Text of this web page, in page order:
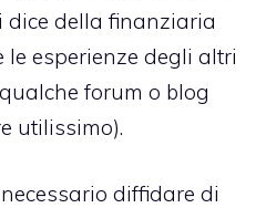
dice della finanziaria
le esperienze degli altri
forum o blog
utilissimo).
diffidare di